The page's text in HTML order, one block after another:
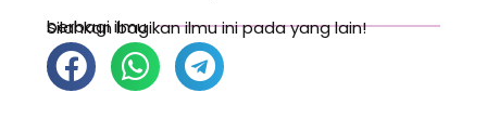
berbagi ilmu
Silahkan bagikan ilmu ini pada yang lain!